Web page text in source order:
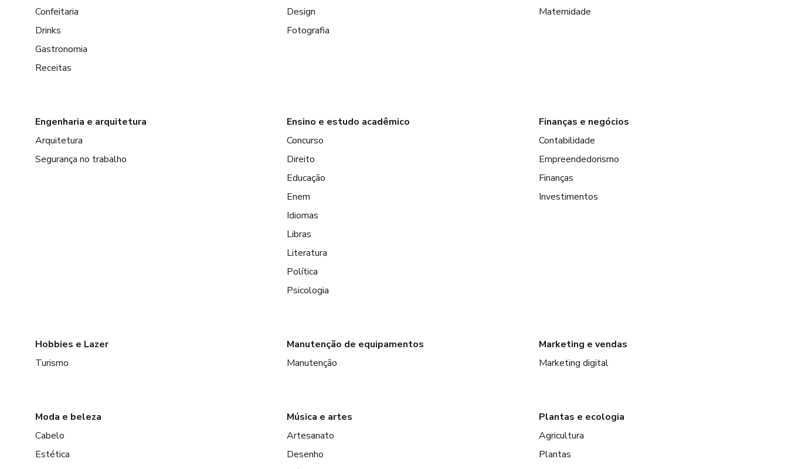
Confeitaria
Drinks
Gastronomia
Receitas
Design
Fotografia
Maternidade
Engenharia e arquitetura
Arquitetura
Segurança no trabalho
Ensino e estudo acadêmico
Concurso
Direito
Educação
Enem
Idiomas
Libras
Literatura
Política
Psicologia
Finanças e negócios
Contabilidade
Empreendedorismo
Finanças
Investimentos
Hobbies e Lazer
Turismo
Manutenção de equipamentos
Manutenção
Marketing e vendas
Marketing digital
Moda e beleza
Cabelo
Estética
Música e artes
Artesanato
Desenho
Plantas e ecologia
Agricultura
Plantas